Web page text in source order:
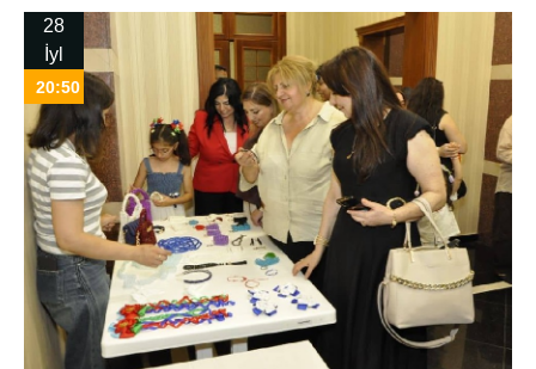
28
İyl
20:50